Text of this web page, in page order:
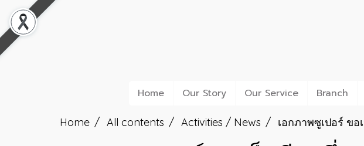
Home Our Story Our Service Branch
Home All contents Activities / News เอกภาพซูเปอร์ ข